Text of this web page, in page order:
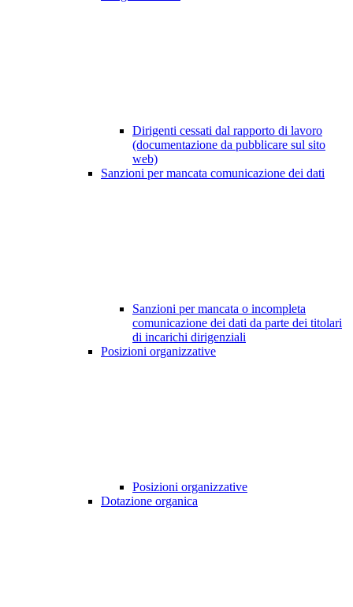
Dirigenti cessati dal rapporto di lavoro
(documentazione da pubblicare sul sito
web)
Sanzioni per mancata comunicazione dei dati
Sanzioni per mancata o incompleta
comunicazione dei dati da parte dei titolari
di incarichi dirigenziali
Posizioni organizzative
Posizioni organizzative
Dotazione organica